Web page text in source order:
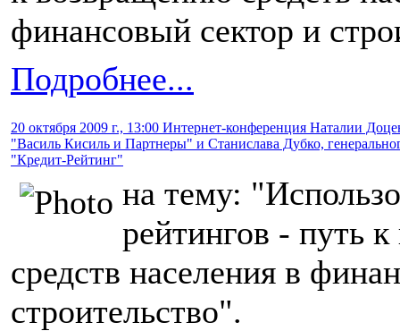
финансовый сектор и
Подробнее...
20 октября 2009 г., 13:00 Интернет-конференция Наталии
"Василь Кисиль и Партнеры" и Станислава Дубко,
"Кредит-Рейтинг"
на тему:
рейтингов - путь
средств населения в
строительство".